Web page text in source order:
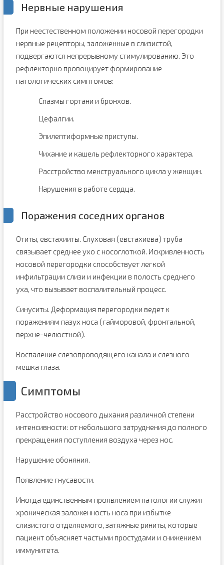
Нервные нарушения
При неестественном положении носовой перегородки
нервные рецепторы, заложенные в слизистой,
подвергаются непрерывному стимулированию. Это
рефлекторно провоцирует формирование
патологических симптомов:
Спазмы гортани и бронхов.
Цефалгии.
Эпилептиформные приступы.
Чихание и кашель рефлекторного характера.
Расстройство менструального цикла у женщин.
Нарушения в работе сердца.
Поражения соседних органов
Отиты, евстахииты. Слуховая (евстахиева) труба
связывает среднее ухо с носоглоткой. Искривленность
носовой перегородки способствует легкой
инфильтрации слизи и инфекции в полость среднего
уха, что вызывает воспалительный процесс.
Синуситы. Деформация перегородки ведет к
поражениям пазух носа (гайморовой, фронтальной,
верхне-челюстной).
Воспаление слезопроводящего канала и слезного
мешка глаза.
Симптомы
Расстройство носового дыхания различной степени
интенсивности: от небольшого затруднения до полного
прекращения поступления воздуха через нос.
Нарушение обоняния.
Появление гнусавости.
Иногда единственным проявлением патологии служит
хроническая заложенность носа при избытке
слизистого отделяемого, затяжные риниты, которые
пациент объясняет частыми простудами и снижением
иммунитета.